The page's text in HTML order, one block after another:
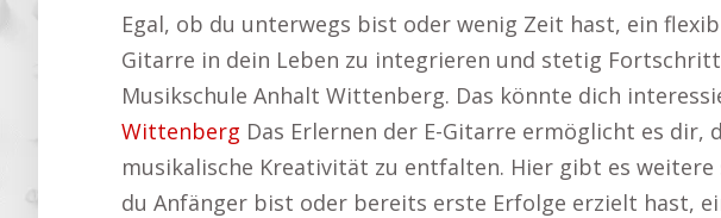
Egal, ob du unterwegs bist oder wenig Zeit hast, ein
Gitarre in dein Leben zu integrieren und stetig
Musikschule Anhalt Wittenberg. Das könnte dich
Wittenberg Das Erlernen der E-Gitarre ermöglicht es dir,
musikalische Kreativität zu entfalten. Hier gibt es
du Anfänger bist oder bereits erste Erfolge erzielt hast,